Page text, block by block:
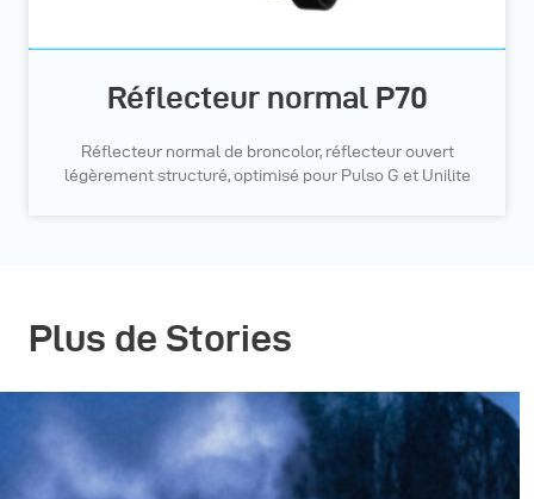
Réflecteur normal P70
Réflecteur normal de broncolor, réflecteur ouvert
légèrement structuré, optimisé pour Pulso G et Unilite
Plus de Stories